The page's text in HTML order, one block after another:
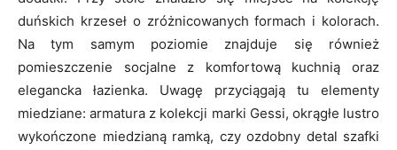
duńskich krzeseł o zróżnicowanych formach i kolorach.
Na tym samym poziomie znajduje się również
pomieszczenie socjalne z komfortową kuchnią oraz
elegancka łazienka. Uwagę przyciągają tu elementy
miedziane: armatura z kolekcji marki Gessi, okrągłe lustro
wykończone miedzianą ramką, czy ozdobny detal szafki